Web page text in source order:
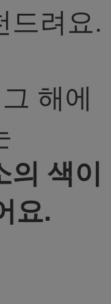
드려요.
해에
색이
요.